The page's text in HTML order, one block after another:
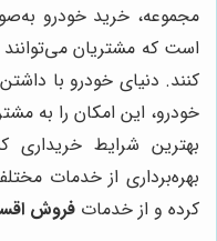
مجموعه، خرید خودرو
است که مشتریان می‌توانند
کنند. دنیای خودرو با
خودرو، این امکان را به
بهترین شرایط خریداری
بهره‌برداری از خدمات
کرده و از خدمات فروش